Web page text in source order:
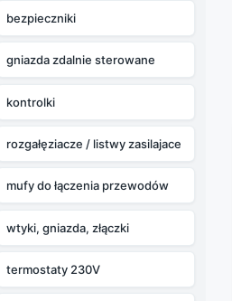
bezpieczniki
gniazda zdalnie sterowane
kontrolki
rozgałęziacze / listwy zasilajace
mufy do łączenia przewodów
wtyki, gniazda, złączki
termostaty 230V